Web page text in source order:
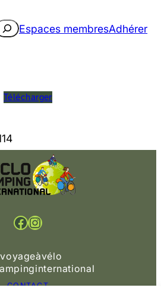
Espaces membresAdhérer
Télécharger
Facebook Instagram
CONTACT